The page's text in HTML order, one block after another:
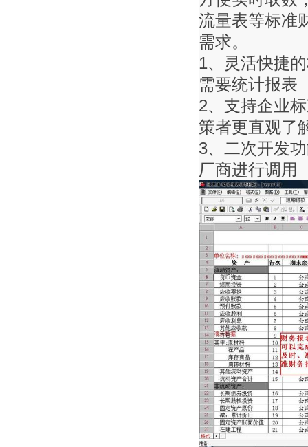
流量表等标准
需求。
1、灵活快捷
需要统计报表
2、支持企业
策者更直观了
3、二次开发
厂商进行调用